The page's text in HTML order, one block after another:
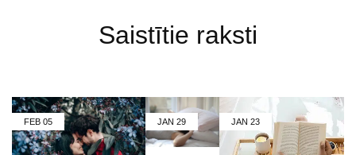
Saistītie raksti
FEB 05 JAN 29 JAN 23